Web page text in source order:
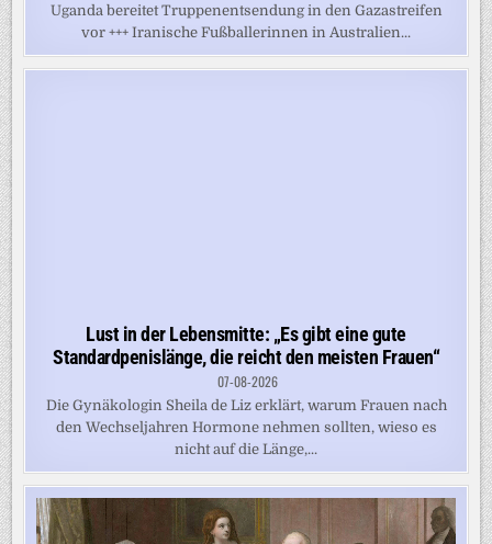
Uganda bereitet Truppenentsendung in den Gazastreifen
vor +++ Iranische Fußballerinnen in Australien...
Lust in der Lebensmitte: „Es gibt eine gute
Standardpenislänge, die reicht den meisten Frauen“
07-08-2026
Die Gynäkologin Sheila de Liz erklärt, warum Frauen nach
den Wechseljahren Hormone nehmen sollten, wieso es
nicht auf die Länge,...